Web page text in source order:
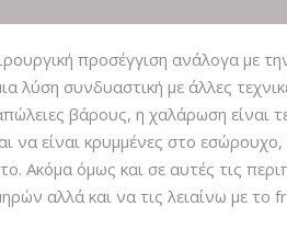
προσέγγιση ανάλογα με
λύση συνδυαστική με άλλες
βάρους, η χαλάρωση είναι
να είναι κρυμμένες στο εσώρουχο,
Ακόμα όμως και σε αυτές τις
αλλά και να τις λειαίνω με το